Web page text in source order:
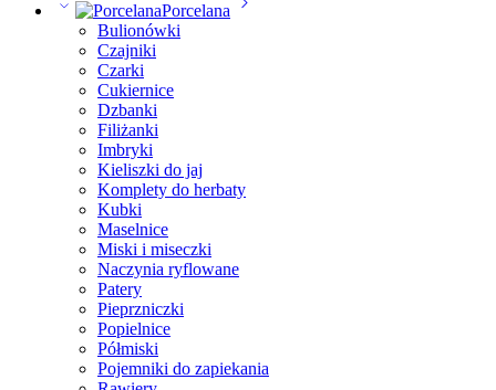
Porcelana
Bulionówki
Czajniki
Czarki
Cukiernice
Dzbanki
Filiżanki
Imbryki
Kieliszki do jaj
Komplety do herbaty
Kubki
Maselnice
Miski i miseczki
Naczynia ryflowane
Patery
Pieprzniczki
Popielnice
Półmiski
Pojemniki do zapiekania